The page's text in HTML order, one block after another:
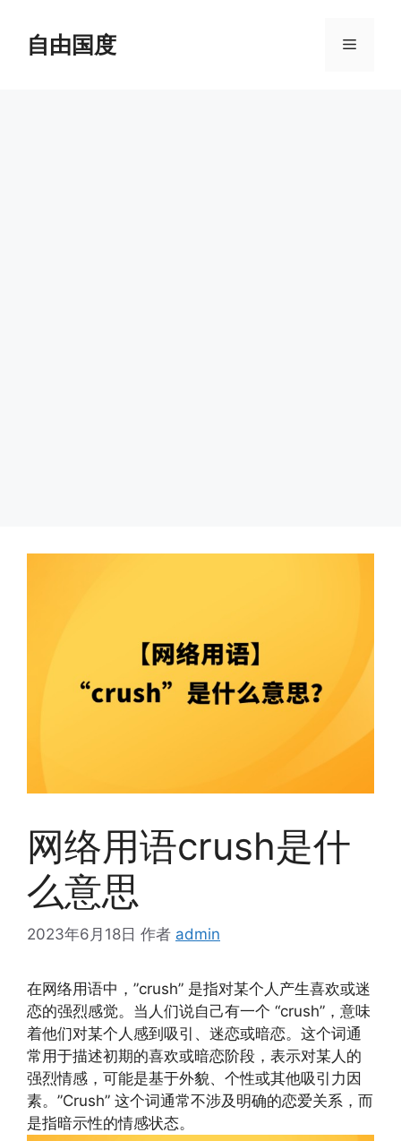
自由国度 菜
网络用语crush是什
么意思
2023年6月18日 作者 admin
在网络用语中，”crush” 是指对某个人产生喜欢或迷
恋的强烈感觉。当人们说自己有一个 “crush”，意味
着他们对某个人感到吸引、迷恋或暗恋。这个词通
常用于描述初期的喜欢或暗恋阶段，表示对某人的
强烈情感，可能是基于外貌、个性或其他吸引力因
素。”Crush” 这个词通常不涉及明确的恋爱关系，而
是指暗示性的情感状态。